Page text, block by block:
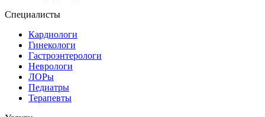
Специалисты
Кардиологи
Гинекологи
Гастроэнтерологи
Неврологи
ЛОРы
Педиатры
Терапевты